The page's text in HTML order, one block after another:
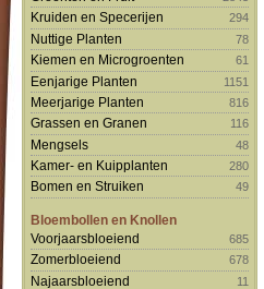
Kruiden en Specerijen 294
Nuttige Planten 78
Kiemen en Microgroenten 61
Eenjarige Planten 1151
Meerjarige Planten 816
Grassen en Granen 116
Mengsels 48
Kamer- en Kuipplanten 280
Bomen en Struiken 49
Bloembollen en Knollen
Voorjaarsbloeiend
685
Zomerbloeiend 678
Najaarsbloeiend 11